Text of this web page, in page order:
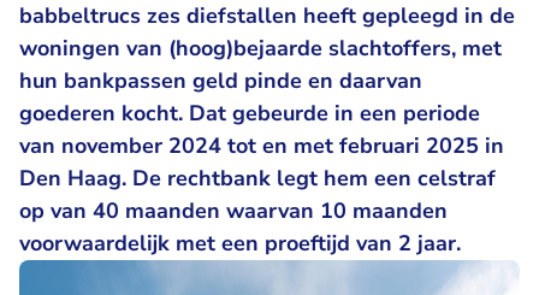
babbeltrucs zes diefstallen heeft gepleegd in de
woningen van (hoog)bejaarde slachtoffers, met
hun bankpassen geld pinde en daarvan
goederen kocht. Dat gebeurde in een periode
van november 2024 tot en met februari 2025 in
Den Haag. De rechtbank legt hem een celstraf
op van 40 maanden waarvan 10 maanden
voorwaardelijk met een proeftijd van 2 jaar.